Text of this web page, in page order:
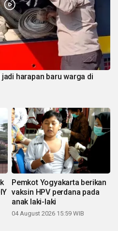
harapan baru warga di
Pemkot Yogyakarta berikan
vaksin HPV perdana pada
anak laki-laki
04 August 2026 15:59 WIB